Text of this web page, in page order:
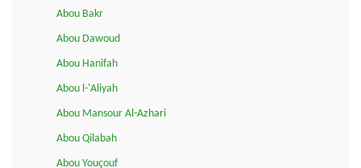
Abou Bakr
Abou Dawoud
Abou Hanifah
Abou l-'Aliyah
Abou Mansour Al-Azhari
Abou Qilabah
Abou Youçouf